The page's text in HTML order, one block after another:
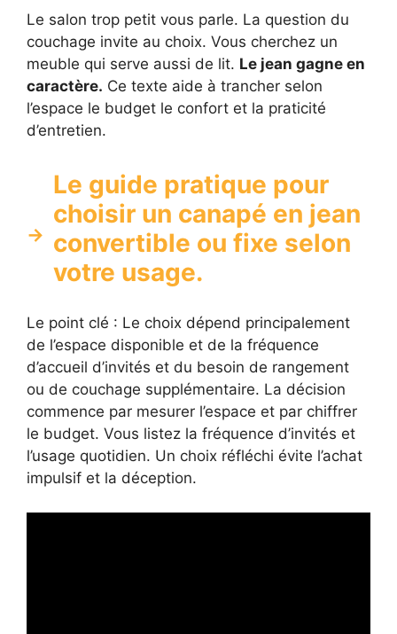
Le salon trop petit vous parle. La question du
couchage invite au choix. Vous cherchez un
meuble qui serve aussi de lit. Le jean gagne en
caractère. Ce texte aide à trancher selon
l’espace le budget le confort et la praticité
d’entretien.
Le guide pratique pour
choisir un canapé en jean
convertible ou fixe selon
votre usage.
Le point clé : Le choix dépend principalement
de l’espace disponible et de la fréquence
d’accueil d’invités et du besoin de rangement
ou de couchage supplémentaire. La décision
commence par mesurer l’espace et par chiffrer
le budget. Vous listez la fréquence d’invités et
l’usage quotidien. Un choix réfléchi évite l’achat
impulsif et la déception.